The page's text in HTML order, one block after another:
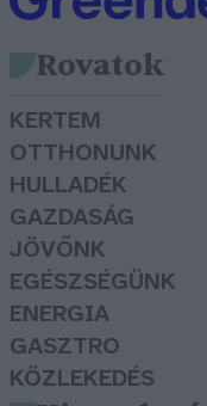
Rovatok
KERTEM
OTTHONUNK
HULLADÉK
GAZDASÁG
JÖVŐNK
EGÉSZSÉGÜNK
ENERGIA
GASZTRO
KÖZLEKEDÉS